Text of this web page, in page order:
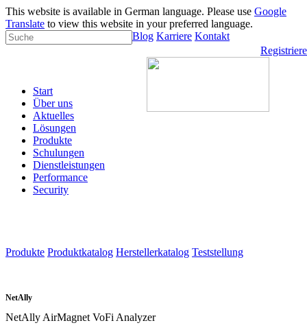
This website is available in German language. Please use Google
Translate to view this website in your preferred language.
Blog Karriere Kontakt
Start
Über uns
Aktuelles
Lösungen
Produkte
Schulungen
Dienstleistungen
Performance
Security
Produkte Produktkatalog Herstellerkatalog Teststellung
NetAlly
NetAlly AirMagnet VoFi Analyzer